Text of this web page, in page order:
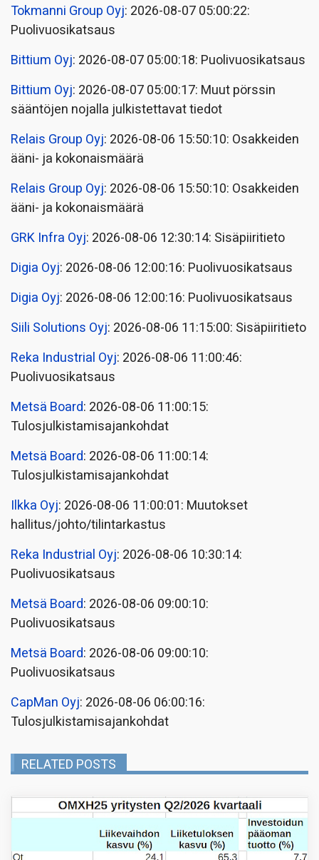
Tokmanni Group Oyj: 2026-08-07 05:00:22:
Puolivuosikatsaus
Bittium Oyj: 2026-08-07 05:00:18: Puolivuosikatsaus
Bittium Oyj: 2026-08-07 05:00:17: Muut pörssin
sääntöjen nojalla julkistettavat tiedot
Relais Group Oyj: 2026-08-06 15:50:10: Osakkeiden
ääni- ja kokonaismäärä
Relais Group Oyj: 2026-08-06 15:50:10: Osakkeiden
ääni- ja kokonaismäärä
GRK Infra Oyj: 2026-08-06 12:30:14: Sisäpiiritieto
Digia Oyj: 2026-08-06 12:00:16: Puolivuosikatsaus
Digia Oyj: 2026-08-06 12:00:16: Puolivuosikatsaus
Siili Solutions Oyj: 2026-08-06 11:15:00: Sisäpiiritieto
Reka Industrial Oyj: 2026-08-06 11:00:46:
Puolivuosikatsaus
Metsä Board: 2026-08-06 11:00:15:
Tulosjulkistamisajankohdat
Metsä Board: 2026-08-06 11:00:14:
Tulosjulkistamisajankohdat
Ilkka Oyj: 2026-08-06 11:00:01: Muutokset
hallitus/johto/tilintarkastus
Reka Industrial Oyj: 2026-08-06 10:30:14:
Puolivuosikatsaus
Metsä Board: 2026-08-06 09:00:10:
Puolivuosikatsaus
Metsä Board: 2026-08-06 09:00:10:
Puolivuosikatsaus
CapMan Oyj: 2026-08-06 06:00:16:
Tulosjulkistamisajankohdat
RELATED POSTS